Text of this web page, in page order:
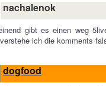
nachalenok
gibt es einen weg
ich die komments
dogfood